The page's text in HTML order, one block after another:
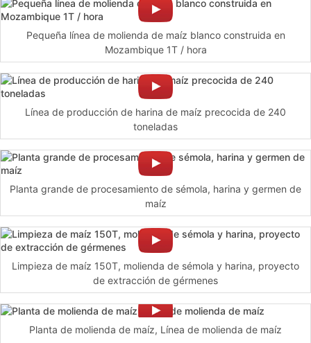
Pequeña línea de molienda de maíz blanco construida en
Mozambique 1T / hora
Línea de producción de harina de maíz precocida de 240
toneladas
Planta grande de procesamiento de sémola, harina y germen de
maíz
Limpieza de maíz 150T, molienda de sémola y harina, proyecto
de extracción de gérmenes
Planta de molienda de maíz, Línea de molienda de maíz